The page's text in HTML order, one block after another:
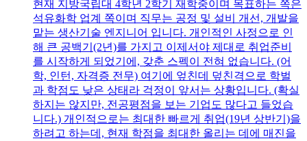
현재 지방국립대 4학년 2학기 재학중이며 목표하는 쪽은
석유화학 업계 쪽이며 직무는 공정 및 설비 개선, 개발을
맡는 생산기술 엔지니어 입니다. 개인적인 사정으로 인
해 큰 공백기(2년)를 가지고 이제서야 제대로 취업준비
를 시작하게 되었기에, 갖춘 스펙이 전혀 없습니다. (어
학, 인턴, 자격증 전무) 여기에 엎친데 덮친격으로 학벌
과 학점도 낮은 상태라 걱정이 앞서는 상황입니다. (확실
하지는 않지만, 전공평점을 보는 기업도 많다고 들었습
니다.) 개인적으로는 최대한 빠르게 취업(19년 상반기)을
하려고 하는데, 현재 학점을 최대한 올리는 데에 매진을